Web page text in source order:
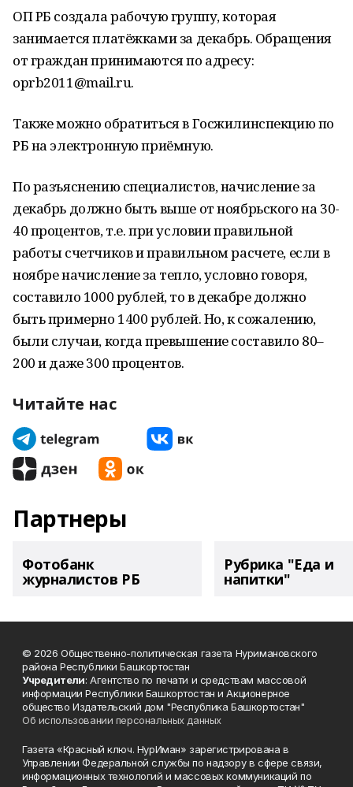
ОП РБ создала рабочую группу, которая
занимается платёжками за декабрь. Обращения
от граждан принимаются по адресу:
oprb2011@mail.ru.
Также можно обратиться в Госжилинспекцию по
РБ на электронную приёмную.
По разъяснению специалистов, начисление за
декабрь должно быть выше от ноябрьского на 30-
40 процентов, т.е. при условии правильной
работы счетчиков и правильном расчете, если в
ноябре начисление за тепло, условно говоря,
составило 1000 рублей, то в декабре должно
быть примерно 1400 рублей. Но, к сожалению,
были случаи, когда превышение составило 80–
200 и даже 300 процентов.
Читайте нас
Партнеры
Фотобанк
журналистов РБ
Рубрика "Еда и
напитки"
© 2026 Общественно-политическая газета Нуримановского
района Республики Башкортостан
Учредители: Агентство по печати и средствам массовой
информации Республики Башкортостан и Акционерное
общество Издательский дом "Республика Башкортостан"
Об использовании персональных данных
Газета «Красный ключ. НурИман» зарегистрирована в
Управлении Федеральной службы по надзору в сфере связи,
информационных технологий и массовых коммуникаций по